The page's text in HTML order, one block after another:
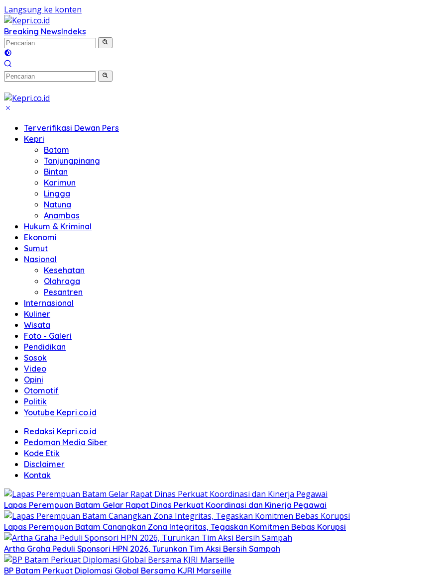
Langsung ke konten
Breaking NewsIndeks
Terverifikasi Dewan Pers
Kepri
Batam
Tanjungpinang
Bintan
Karimun
Lingga
Natuna
Anambas
Hukum & Kriminal
Ekonomi
Sumut
Nasional
Kesehatan
Olahraga
Pesantren
Internasional
Kuliner
Wisata
Foto - Galeri
Pendidikan
Sosok
Video
Opini
Otomotif
Politik
Youtube Kepri.co.id
Redaksi Kepri.co.id
Pedoman Media Siber
Kode Etik
Disclaimer
Kontak
Lapas Perempuan Batam Gelar Rapat Dinas Perkuat Koordinasi dan Kinerja Pegawai
Lapas Perempuan Batam Canangkan Zona Integritas, Tegaskan Komitmen Bebas Korupsi
Artha Graha Peduli Sponsori HPN 2026, Turunkan Tim Aksi Bersih Sampah
BP Batam Perkuat Diplomasi Global Bersama KJRI Marseille